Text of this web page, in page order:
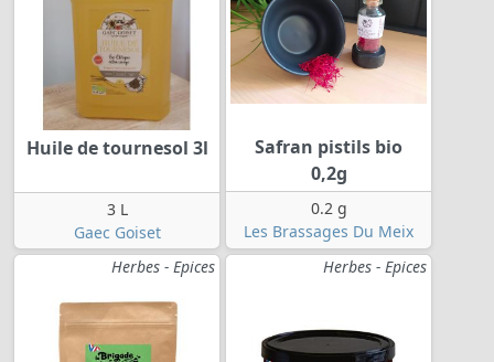
Huile de tournesol 3l
3 L
Gaec Goiset
Safran pistils bio
0,2g
0.2 g
Les Brassages Du Meix
Herbes - Epices
Herbes - Epices